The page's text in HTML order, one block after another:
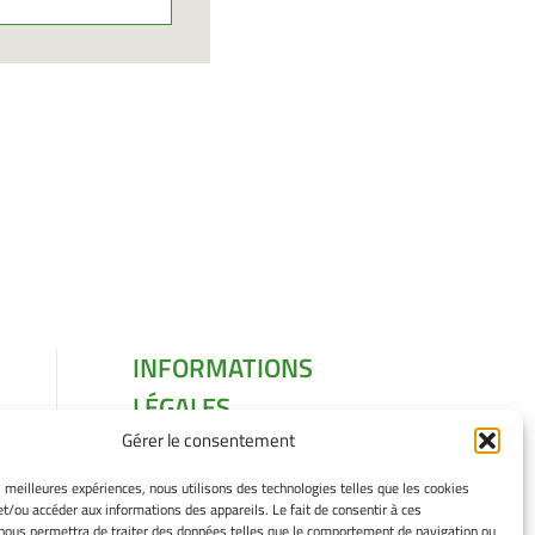
Gérer le consentement
expériences, nous utilisons des technologies telles que les cookies
ou accéder aux informations des appareils. Le fait de consentir à ces
INFORMATIONS
LÉGALES
Mentions légales
Politique de cookies
Déclaration de